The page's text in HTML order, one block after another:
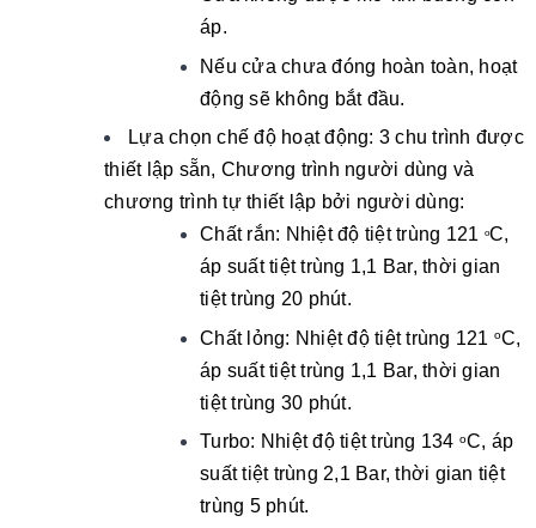
áp.
Nếu cửa chưa đóng hoàn toàn, hoạt
động sẽ không bắt đầu.
Lựa chọn chế độ hoạt động: 3 chu trình được
thiết lập sẵn, Chương trình người dùng và
chương trình tự thiết lập bởi người dùng:
Chất rắn: Nhiệt độ tiệt trùng 121 oC,
áp suất tiệt trùng 1,1 Bar, thời gian
tiệt trùng 20 phút.
Chất lỏng: Nhiệt độ tiệt trùng 121 oC,
áp suất tiệt trùng 1,1 Bar, thời gian
tiệt trùng 30 phút.
Turbo: Nhiệt độ tiệt trùng 134 oC, áp
suất tiệt trùng 2,1 Bar, thời gian tiệt
trùng 5 phút.